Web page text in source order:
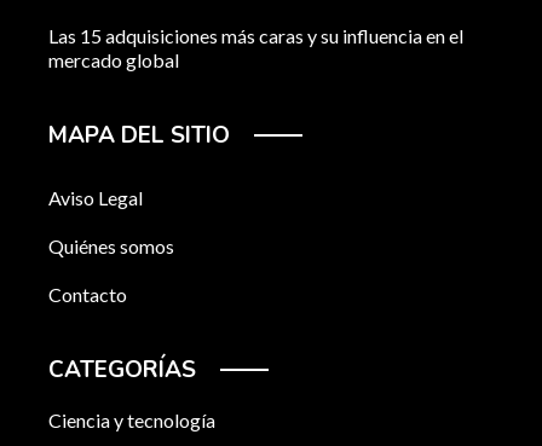
Las 15 adquisiciones más caras y su influencia en el
mercado global
MAPA DEL SITIO
Aviso Legal
Quiénes somos
Contacto
CATEGORÍAS
Ciencia y tecnología